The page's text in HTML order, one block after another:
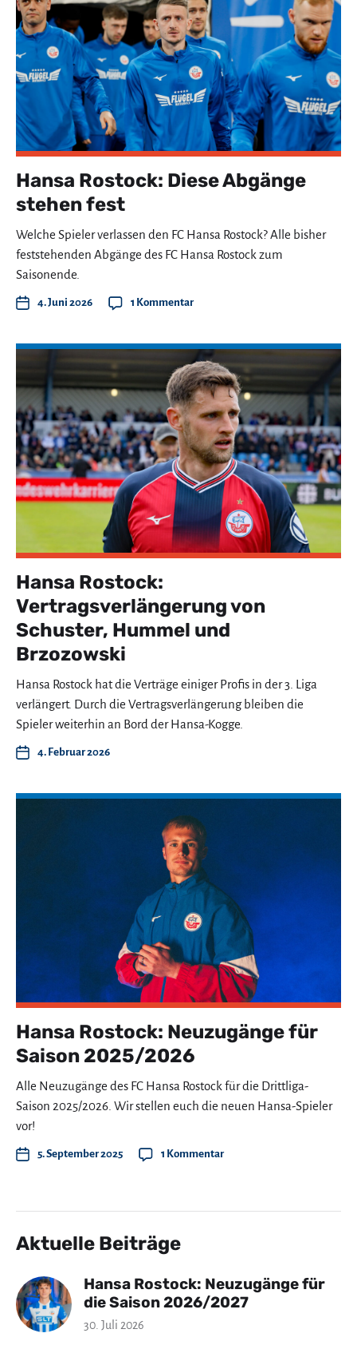
Hansa Rostock: Diese Abgänge
stehen fest
Welche Spieler verlassen den FC Hansa Rostock? Alle bisher
feststehenden Abgänge des FC Hansa Rostock zum
Saisonende.
4. Juni 2026 1 Kommentar
Hansa Rostock:
Vertragsverlängerung von
Schuster, Hummel und
Brzozowski
Hansa Rostock hat die Verträge einiger Profis in der 3. Liga
verlängert. Durch die Vertragsverlängerung bleiben die
Spieler weiterhin an Bord der Hansa-Kogge.
4. Februar 2026
Hansa Rostock: Neuzugänge für
Saison 2025/2026
Alle Neuzugänge des FC Hansa Rostock für die Drittliga-
Saison 2025/2026. Wir stellen euch die neuen Hansa-Spieler
vor!
5. September 2025 1 Kommentar
Aktuelle Beiträge
Hansa Rostock: Neuzugänge für
die Saison 2026/2027
30. Juli 2026